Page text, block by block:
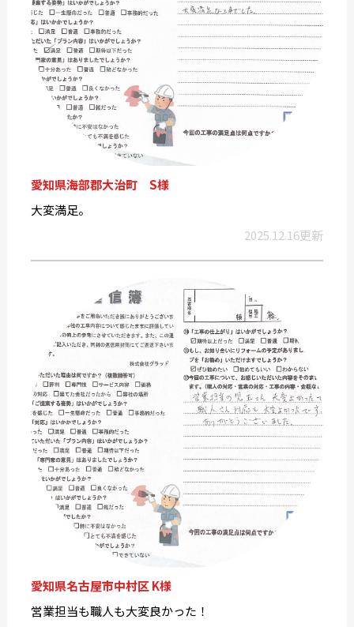
愛知県海部郡大治町 S様
大変満足。
2025.12.16更新
愛知県名古屋市中村区 K様
営業担当も職人も大変良かった！